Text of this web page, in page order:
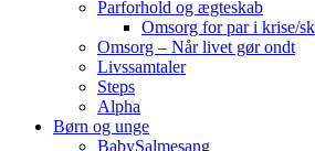
Parforhold og ægteskab
Omsorg for par i krise/
Omsorg – Når livet gør ondt
Livssamtaler
Steps
Alpha
Børn og unge
BabySalmesang